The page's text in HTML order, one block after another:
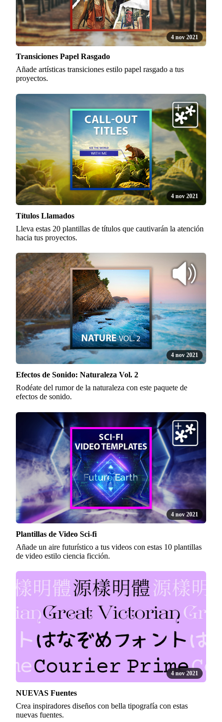
4 nov 2021
Transiciones Papel Rasgado
Añade artísticas transiciones estilo papel rasgado a tus
proyectos.
4 nov 2021
Títulos Llamados
Lleva estas 20 plantillas de títulos que cautivarán la atención
hacia tus proyectos.
4 nov 2021
Efectos de Sonido: Naturaleza Vol. 2
Rodéate del rumor de la naturaleza con este paquete de
efectos de sonido.
4 nov 2021
Plantillas de Video Sci-fi
Añade un aire futurístico a tus videos con estas 10 plantillas
de video estilo ciencia ficción.
4 nov 2021
NUEVAS Fuentes
Crea inspiradores diseños con bella tipografía con estas
nuevas fuentes.